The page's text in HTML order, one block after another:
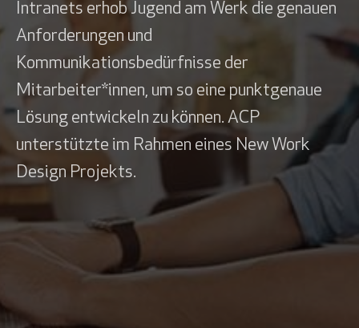
Intranets erhob Jugend am Werk die genauen
Anforderungen und
Kommunikationsbedürfnisse der
Mitarbeiter*innen, um so eine punktgenaue
Lösung entwickeln zu können. ACP
unterstützte im Rahmen eines New Work
Design Projekts.